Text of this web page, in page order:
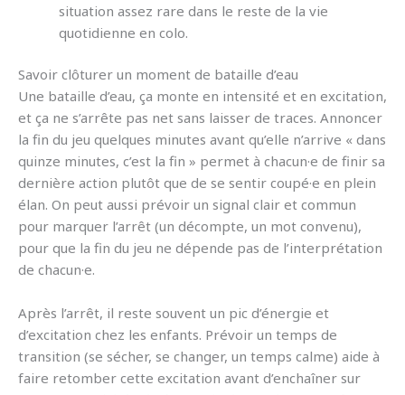
situation assez rare dans le reste de la vie
quotidienne en colo.
Savoir clôturer un moment de bataille d’eau
Une bataille d’eau, ça monte en intensité et en excitation,
et ça ne s’arrête pas net sans laisser de traces. Annoncer
la fin du jeu quelques minutes avant qu’elle n’arrive « dans
quinze minutes, c’est la fin » permet à chacun·e de finir sa
dernière action plutôt que de se sentir coupé·e en plein
élan. On peut aussi prévoir un signal clair et commun
pour marquer l’arrêt (un décompte, un mot convenu),
pour que la fin du jeu ne dépende pas de l’interprétation
de chacun·e.
Après l’arrêt, il reste souvent un pic d’énergie et
d’excitation chez les enfants. Prévoir un temps de
transition (se sécher, se changer, un temps calme) aide à
faire retomber cette excitation avant d’enchaîner sur